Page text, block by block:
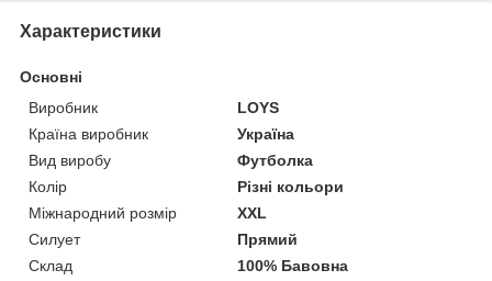
Характеристики
Основні
Виробник
LOYS
Країна виробник
Україна
Вид виробу
Футболка
Колір
Різні кольори
Міжнародний розмір
XXL
Силует
Прямий
Склад
100% Бавовна